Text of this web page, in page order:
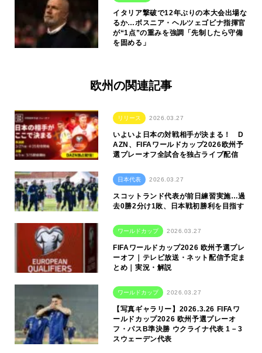
イタリア撃破で12年ぶりの本大会出場な
るか…ボスニア・ヘルツェゴビナ指揮官
が“1点”の重みを強調「先制したら守備
を固める」
欧州の関連記事
リリース 2026.03.27
いよいよ日本の対戦相手が決まる！ D
AZN、FIFAワールドカップ2026欧州予
選プレーオフ全試合を独占ライブ配信
日本代表 2026.03.27
スコットランド代表が前日練習実施…過
去0勝2分け1敗、日本戦初勝利を目指す
ワールドカップ 2026.03.27
FIFAワールドカップ2026 欧州予選プレ
ーオフ｜テレビ放送・ネット配信予定ま
とめ｜実況・解説
ワールドカップ 2026.03.27
【写真ギャラリー】2026.3.26 FIFAワ
ールドカップ2026 欧州予選プレーオ
フ・パスB準決勝 ウクライナ代表 1－3
スウェーデン代表